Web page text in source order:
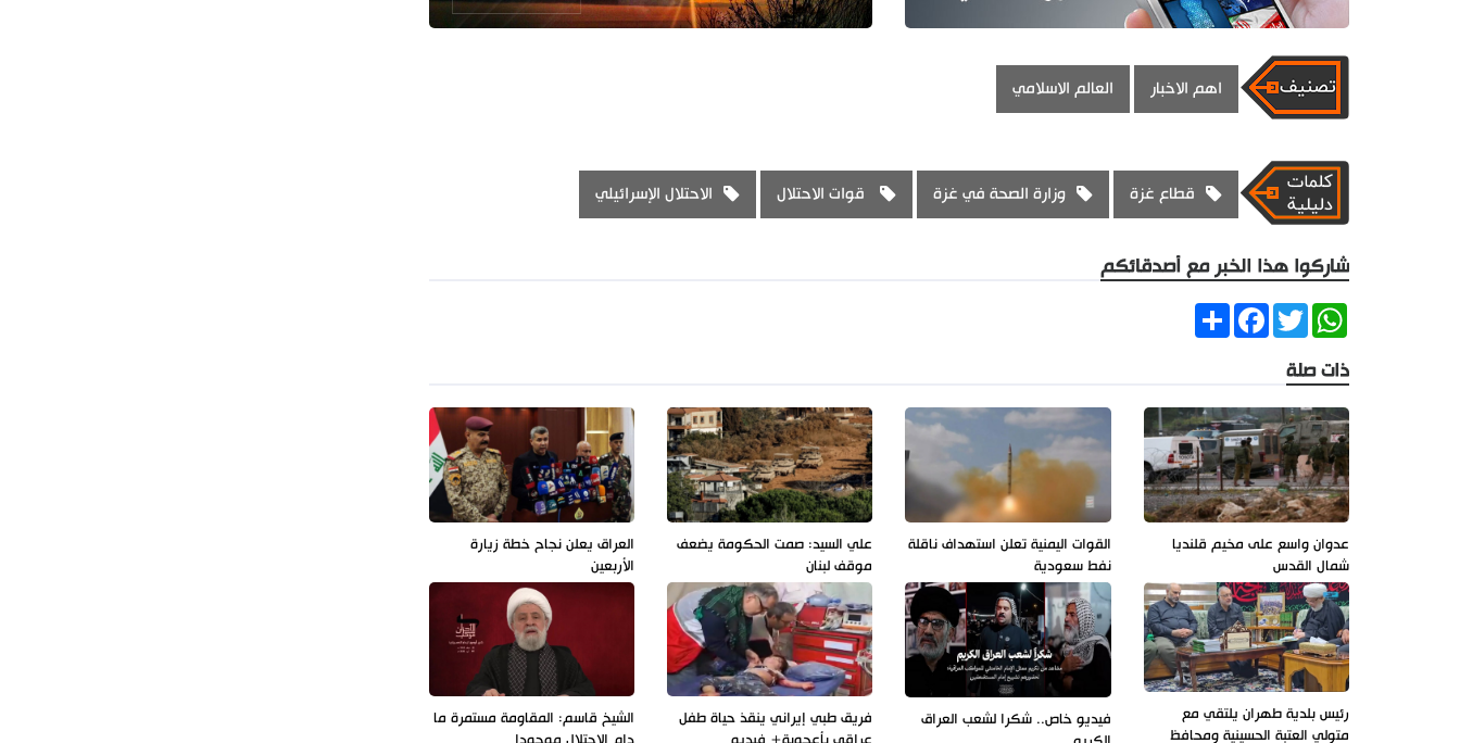
اهم الاخبار العالم الاسلامي
قطاع غزة وزارة الصحة في غزة قوات الاحتلال الاحتلال الإسرائيلي
شاركوا هذا الخبر مع أصدقائكم
ShareFacebookTwitter
WhatsApp
ذات صلة
عدوان واسع على مخيم قلنديا
شمال القدس
القوات اليمنية تعلن استهداف ناقلة
نفط سعودية
علي السيد: صمت الحكومة يضعف
موقف لبنان
العراق يعلن نجاح خطة زيارة
الأربعين
رئيس بلدية طهران يلتقي مع
متولي العتبة الحسينية ومحافظ
فيديو خاص.. شكرا لشعب العراق
فريق طبي إيراني ينقذ حياة طفل
عراقي بأعجوبة+ فيديو
الشيخ قاسم: المقاومة مستمرة ما
دام الاحتلال موجودا